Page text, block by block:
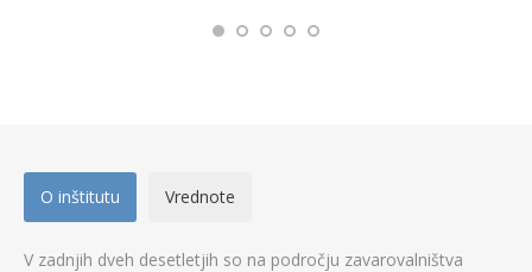
O inštitutu Vrednote
V zadnjih dveh desetletjih so na področju zavarovalništva